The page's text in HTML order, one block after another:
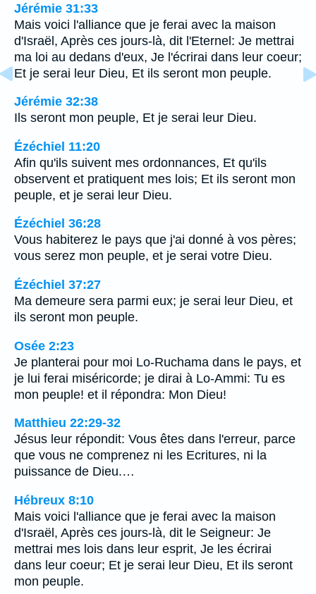
Jérémie 31:33
Mais voici l'alliance que je ferai avec la maison
d'Israël, Après ces jours-là, dit l'Eternel: Je mettrai
ma loi au dedans d'eux, Je l'écrirai dans leur coeur;
Et je serai leur Dieu, Et ils seront mon peuple.
Jérémie 32:38
Ils seront mon peuple, Et je serai leur Dieu.
Ézéchiel 11:20
Afin qu'ils suivent mes ordonnances, Et qu'ils
observent et pratiquent mes lois; Et ils seront mon
peuple, et je serai leur Dieu.
Ézéchiel 36:28
Vous habiterez le pays que j'ai donné à vos pères;
vous serez mon peuple, et je serai votre Dieu.
Ézéchiel 37:27
Ma demeure sera parmi eux; je serai leur Dieu, et
ils seront mon peuple.
Osée 2:23
Je planterai pour moi Lo-Ruchama dans le pays, et
je lui ferai miséricorde; je dirai à Lo-Ammi: Tu es
mon peuple! et il répondra: Mon Dieu!
Matthieu 22:29-32
Jésus leur répondit: Vous êtes dans l'erreur, parce
que vous ne comprenez ni les Ecritures, ni la
puissance de Dieu.…
Hébreux 8:10
Mais voici l'alliance que je ferai avec la maison
d'Israël, Après ces jours-là, dit le Seigneur: Je
mettrai mes lois dans leur esprit, Je les écrirai
dans leur coeur; Et je serai leur Dieu, Et ils seront
mon peuple.